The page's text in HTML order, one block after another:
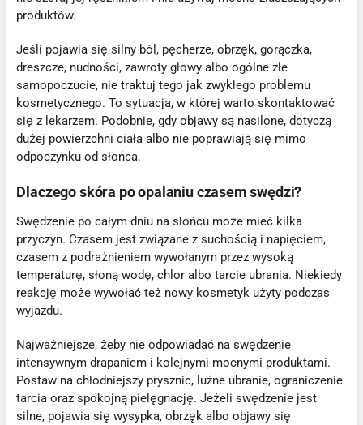
produktów.
Jeśli pojawia się silny ból, pęcherze, obrzęk, gorączka,
dreszcze, nudności, zawroty głowy albo ogólne złe
samopoczucie, nie traktuj tego jak zwykłego problemu
kosmetycznego. To sytuacja, w której warto skontaktować
się z lekarzem. Podobnie, gdy objawy są nasilone, dotyczą
dużej powierzchni ciała albo nie poprawiają się mimo
odpoczynku od słońca.
Dlaczego skóra po opalaniu czasem swędzi?
Swędzenie po całym dniu na słońcu może mieć kilka
przyczyn. Czasem jest związane z suchością i napięciem,
czasem z podrażnieniem wywołanym przez wysoką
temperaturę, słoną wodę, chlor albo tarcie ubrania. Niekiedy
reakcję może wywołać też nowy kosmetyk użyty podczas
wyjazdu.
Najważniejsze, żeby nie odpowiadać na swędzenie
intensywnym drapaniem i kolejnymi mocnymi produktami.
Postaw na chłodniejszy prysznic, luźne ubranie, ograniczenie
tarcia oraz spokojną pielęgnację. Jeżeli swędzenie jest
silne, pojawia się wysypka, obrzęk albo objawy się